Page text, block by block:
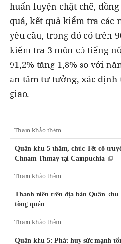
huấn luyện chặt chẽ,
quả, kết quả kiểm tra các
yêu cầu, trong đó có trên
kiểm tra 3 môn có tiếng
91,2% tăng 1,8% so với
an tâm tư tưởng, xác định
giao.
Tham khảo thêm
Quân khu 5 thăm, chúc Tết cổ
Chnam Thmay tại Campuchia
Tham khảo thêm
Thanh niên trên địa bàn Quân khu
tòng quân
Tham khảo thêm
Quân khu 5: Phát huy sức mạnh